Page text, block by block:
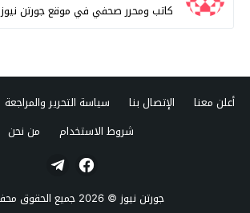
كاتب ومحرر صحفي في موقع جورتن نيوز
أعلن معنا الإتصال بنا سياسة التحرير والمراجعة
شروط الاستخدام
من نحن
جورتن نيوز© 2026 جميع الحقوق محفوظة.